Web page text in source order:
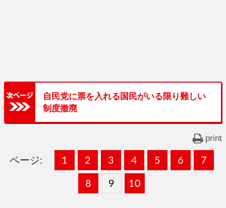
自民党に票を入れる国民がいる限り難しい
制度撤廃
print
ページ:
固
1 ,
固
定
2 ,
固
定
3 ,
固
定
4 ,
固
5 ,
固
6 ,
固
7
固
8 ,
固
9 ,
固
10